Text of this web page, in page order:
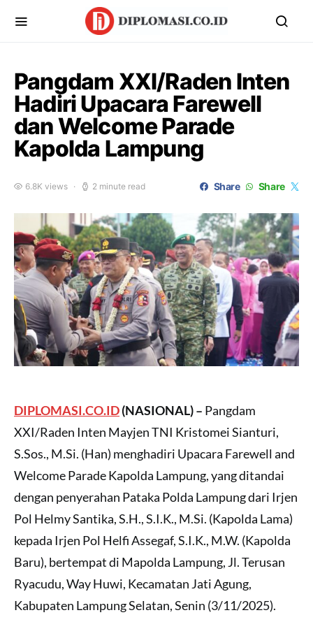
Pangdam XXI/Raden Inten
Hadiri Upacara Farewell
dan Welcome Parade
Kapolda Lampung
6.8K views 2 minute read Share Share
DIPLOMASI.CO.ID(NASIONAL) – Pangdam
XXI/Raden Inten Mayjen TNI Kristomei Sianturi,
S.Sos., M.Si. (Han) menghadiri Upacara Farewell and
Welcome Parade Kapolda Lampung, yang ditandai
dengan penyerahan Pataka Polda Lampung dari Irjen
Pol Helmy Santika, S.H., S.I.K., M.Si. (Kapolda Lama)
kepada Irjen Pol Helfi Assegaf, S.I.K., M.W. (Kapolda
Baru), bertempat di Mapolda Lampung, Jl. Terusan
Ryacudu, Way Huwi, Kecamatan Jati Agung,
Kabupaten Lampung Selatan, Senin (3/11/2025).